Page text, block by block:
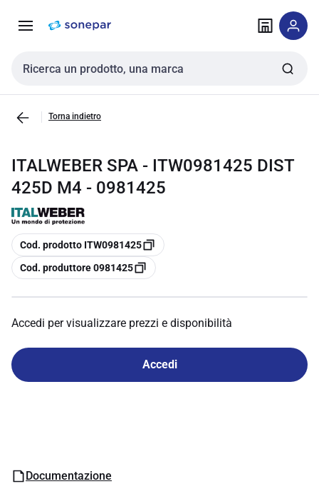
navigazione alla
Cerca input
Torna indietro
ITALWEBER SPA - ITW0981425 DIST
425D M4 - 0981425
copia
Cod. prodotto ITW0981425
copia
Cod. produttore 0981425
Accedi per visualizzare prezzi e disponibilità
Accedi
Documentazione